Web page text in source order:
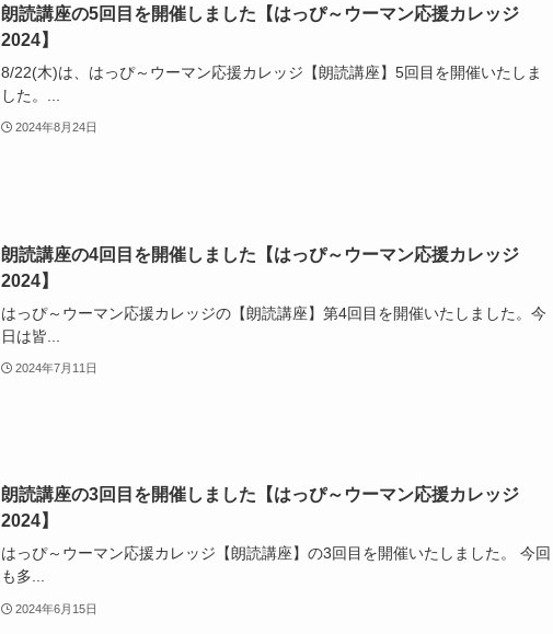
朗読講座の5回目を開催しました【はっぴ～ウーマン応援カレッジ
2024】
8/22(木)は、はっぴ～ウーマン応援カレッジ【朗読講座】5回目を開催いたしま
した。...
2024年8月24日
朗読講座の4回目を開催しました【はっぴ～ウーマン応援カレッジ
2024】
はっぴ～ウーマン応援カレッジの【朗読講座】第4回目を開催いたしました。今
日は皆...
2024年7月11日
朗読講座の3回目を開催しました【はっぴ～ウーマン応援カレッジ
2024】
はっぴ～ウーマン応援カレッジ【朗読講座】の3回目を開催いたしました。 ​今回
も多...
2024年6月15日